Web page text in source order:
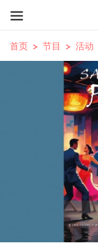
首页 节目 活动